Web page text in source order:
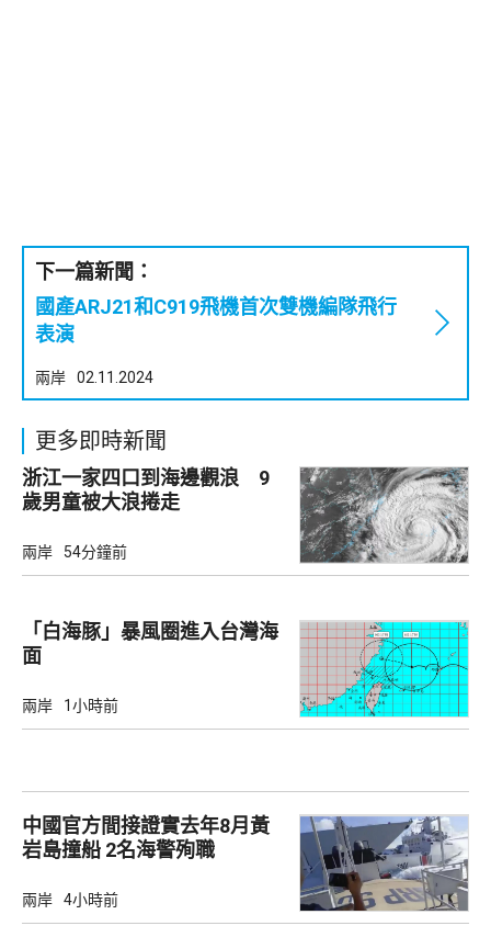
下一篇新聞：
國產ARJ21和C919飛機首次雙機編隊飛行
表演
兩岸 02.11.2024
更多即時新聞
浙江一家四口到海邊觀浪 9
歲男童被大浪捲走
兩岸 54分鐘前
「白海豚」暴風圈進入台灣海
面
兩岸 1小時前
中國官方間接證實去年8月黃
岩島撞船 2名海警殉職
兩岸 4小時前